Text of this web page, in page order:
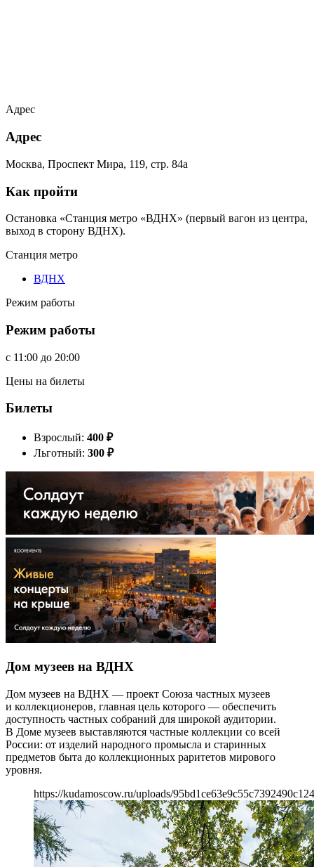
Адрес
Адрес
Москва, Проспект Мира, 119, стр. 84а
Как пройти
Остановка «Станция метро «ВДНХ» (первый вагон из центра,
выход в сторону ВДНХ).
Станция метро
ВДНХ
Режим работы
Режим работы
c 11:00 до 20:00
Цены на билеты
Билеты
Взрослый: 400 ₽
Льготный: 300 ₽
Дом музеев на ВДНХ
Дом музеев на ВДНХ — проект Союза частных музеев
и коллекционеров, главная цель которого — обеспечить
доступность частных собраний для широкой аудитории.
В Доме музеев выставляются частные коллекции со всей
России: от изделий народного промысла и старинных
предметов быта до коллекционных раритетов мирового
уровня.
https://kudamoscow.ru/uploads/